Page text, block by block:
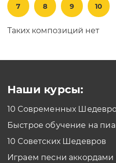
7 8 9 10
Таких композиций нет
Наши курсы:
10 Современных
Быстрое обучение на
10 Советских Шедевров
Играем песни